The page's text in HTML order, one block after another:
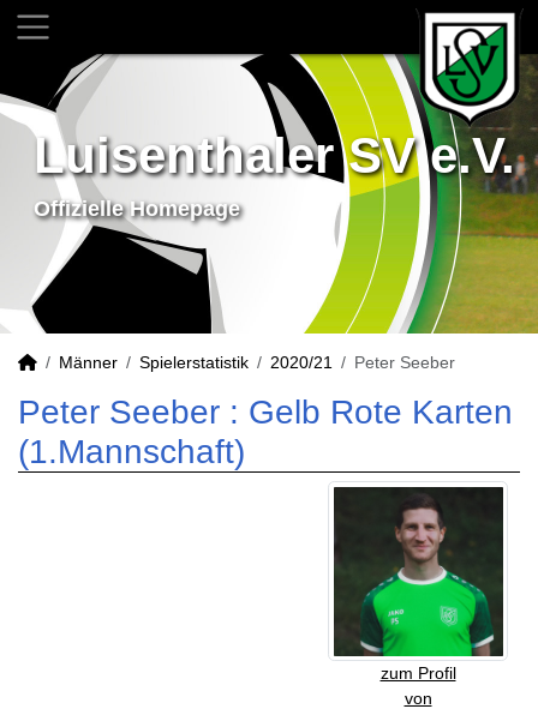
Luisenthaler SV e.V.
Offizielle Homepage
Männer Spielerstatistik 2020/21 Peter Seeber
Peter Seeber : Gelb Rote Karten
(1.Mannschaft)
zum Profil
von